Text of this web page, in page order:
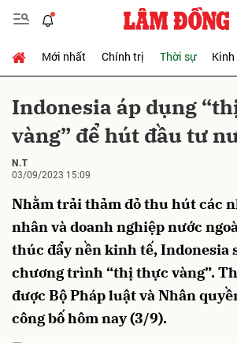
Mới nhất Chính trị Thời sự Kinh
Indonesia áp dụng
vàng” để hút đầu tư
N.T
03/09/2023 15:09
Nhằm trải thảm đỏ thu hút các
nhân và doanh nghiệp nước
thúc đẩy nền kinh tế, Indonesia
chương trình “thị thực vàng”.
được Bộ Pháp luật và Nhân
công bố hôm nay (3/9).
Gửi bình luận